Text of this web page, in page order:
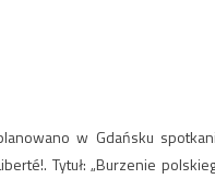
w Gdańsku
Tytuł: „Burzenie